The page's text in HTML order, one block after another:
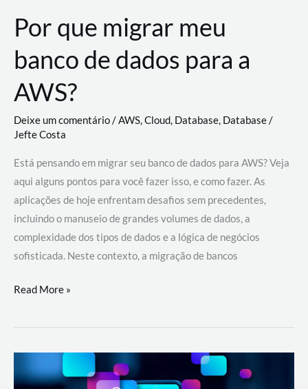
Por que migrar meu
banco de dados para a
AWS?
Deixe um comentário/AWS,Cloud, Database, Database/
Jefte Costa
Está pensando em migrar seu banco de dados para AWS? Veja
aqui alguns pontos para você fazer isso, e como fazer. As
aplicações de hoje enfrentam desafios sem precedentes,
incluindo o manuseio de grandes volumes de dados, a
complexidade dos tipos de dados e a lógica de negócios
sofisticada. Neste contexto, a migração de bancos
Por
migrar
de
Read More »